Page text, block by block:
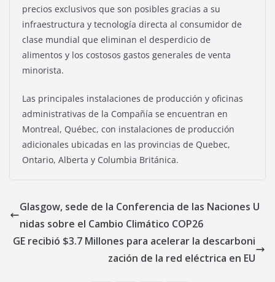
precios exclusivos que son posibles gracias a su
infraestructura y tecnología directa al consumidor de
clase mundial que eliminan el desperdicio de
alimentos y los costosos gastos generales de venta
minorista.
Las principales instalaciones de producción y oficinas
administrativas de la Compañía se encuentran en
Montreal, Québec, con instalaciones de producción
adicionales ubicadas en las provincias de Quebec,
Ontario, Alberta y Columbia Británica.
Glasgow, sede de la Conferencia de las Naciones U
nidas sobre el Cambio Climático COP26
GE recibió $3.7 Millones para acelerar la descarboni
zación de la red eléctrica en EU